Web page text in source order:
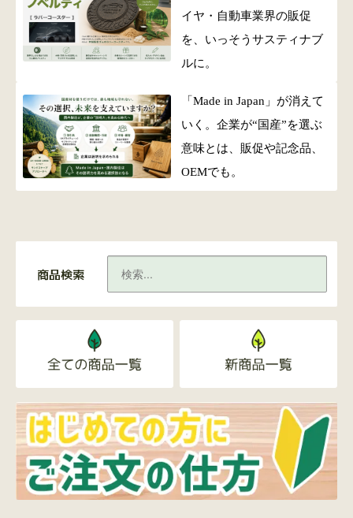
イヤ・自動車業界の販促
を、いっそうサスティナブ
ルに。
「Made in Japan」が消えて
いく。企業が“国産”を選ぶ
意味とは、販促や記念品、
OEMでも。
商品検索